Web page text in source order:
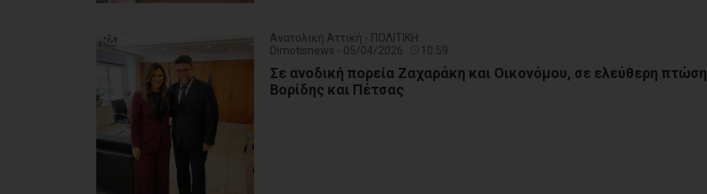
Ανατολική Αττική - ΠΟΛΙΤΙΚΗ
Dimotisnews - 05/04/2026
10:59
Σε ανοδική πορεία Ζαχαράκη και Οικονόμου, σε ελεύθερη πτώση
Βορίδης και Πέτσας